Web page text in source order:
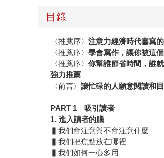
目錄
〈推薦序〉注意力經濟時代書寫
〈推薦序〉學會寫作，讓你被這
〈推薦序〉你幫誰節省時間，誰
強力推薦
〈前言〉讓忙碌的人願意閱讀和
PART 1 吸引讀者
1.進入讀者的腦
▍我們會注意與不會注意什麼
▍我們把焦點放在哪裡
▍我們如何一心多用